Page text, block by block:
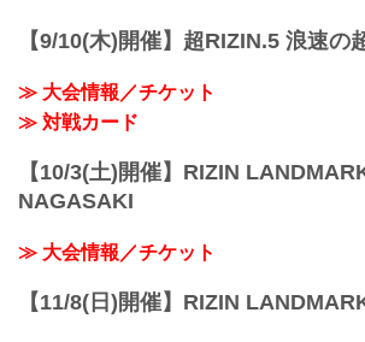
PPV販売スケジ...
【9/10(木)開催】超RIZIN.5 浪速の
≫ 大会情報／チケット
≫ 対戦カード
【10/3(土)開催】RIZIN
NAGASAKI
≫ 大会情報／チケット
【11/8(日)開催】RIZIN